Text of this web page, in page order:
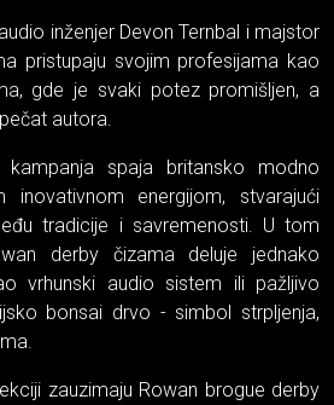
inženjer Devon Ternbal i majstor
pristupaju svojim profesijama kao
gde je svaki potez promišljen, a
autora.
kampanja spaja britansko modno
inovativnom energijom, stvarajući
tradicije i savremenosti. U tom
derby čizama deluje jednako
vrhunski audio sistem ili pažljivo
bonsai drvo - simbol strpljenja,
zauzimaju Rowan brogue derby